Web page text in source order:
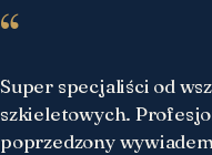
“
Super specjaliści od
szkieletowych.
poprzedzony